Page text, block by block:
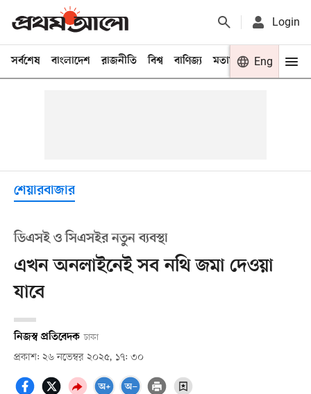
Login
সর্বশেষ বাংলাদেশ রাজনীতি বিশ্ব বাণিজ্য মতামত খেলা
Eng
শেয়ারবাজার
ডিএসই ও সিএসইর নতুন ব্যবস্থা
এখন অনলাইনেই সব নথি জমা দেওয়া
যাবে
নিজস্ব প্রতিবেদক ঢাকা
প্রকাশ: ২৬ নভেম্বর ২০২৫, ১৭: ৩০